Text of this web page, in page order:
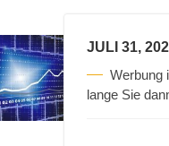
JULI 31,
Werbung
lange Sie